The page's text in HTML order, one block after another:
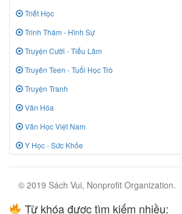
Triết Học
Trinh Thám - Hình Sự
Truyện Cười - Tiếu Lâm
Truyên Teen - Tuổi Học Trò
Truyện Tranh
Văn Hóa
Văn Học Việt Nam
Y Học - Sức Khỏe
© 2019 Sách Vui, Nonprofit Organization.
Từ khóa được tìm kiếm nhiều: